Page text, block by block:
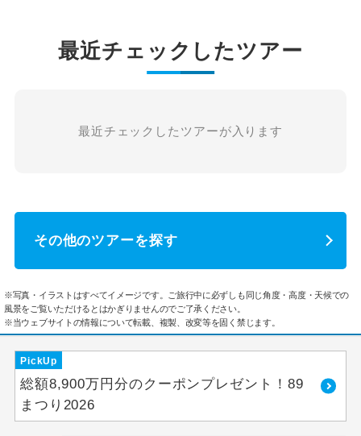
最近チェックしたツアー
最近チェックしたツアーが入ります
その他のツアーを探す
※写真・イラストはすべてイメージです。ご旅行中に必ずしも同じ角度・高度・天候での
風景をご覧いただけるとはかぎりませんのでご了承ください。
※当ウェブサイトの情報について転載、複製、改変等を固く禁じます。
PickUp
総額8,900万円分のクーポンプレゼント！89
まつり2026